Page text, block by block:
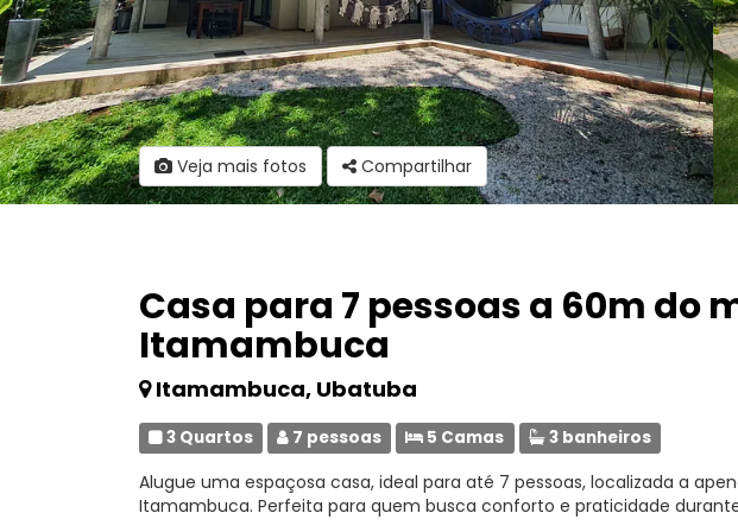
Veja mais fotos Compartilhar
Casa para 7 pessoas a 60m do
Itamambuca
Itamambuca, Ubatuba
3 Quartos 7 pessoas 5 Camas 3 banheiros
Alugue uma espaçosa casa, ideal para até 7 pessoas, localizada a
Itamambuca. Perfeita para quem busca conforto e praticidade